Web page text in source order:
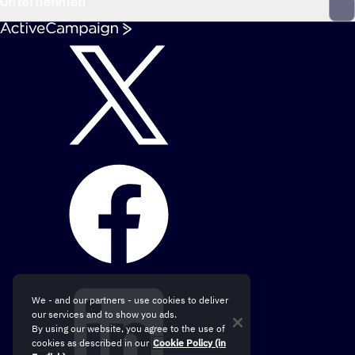
We - and our partners - use cookies to deliver
our services and to show you ads.
By using our website, you agree to the use of
cookies as described in our Cookie Policy (in